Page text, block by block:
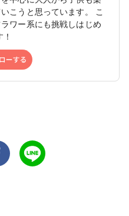
こうと思っています。 こ
ワー系にも挑戦しはじめ